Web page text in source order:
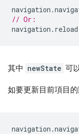
navigation .
// Or:
navigation . reload
其中 newState 可
如要更新目前項目
navigation .